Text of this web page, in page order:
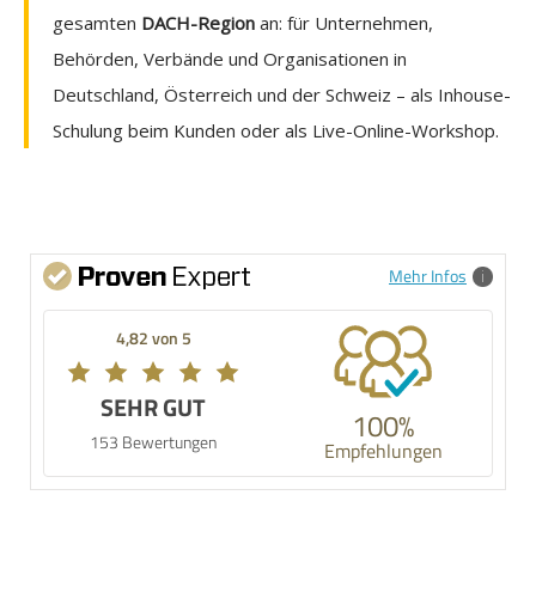
gesamten DACH-Region an: für Unternehmen,
Behörden, Verbände und Organisationen in
Deutschland, Österreich und der Schweiz – als Inhouse-
Schulung beim Kunden oder als Live-Online-Workshop.
Mehr Infos
4,82 von 5
SEHR GUT
153 Bewertungen 100%
Empfehlungen